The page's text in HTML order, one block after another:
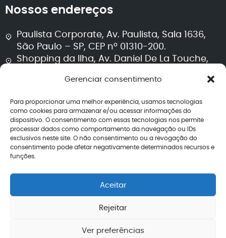
Gerenciar consentimento
Para proporcionar uma melhor experiência, usamos tecnologias
como cookies para armazenar e/ou acessar informações do
dispositivo. O consentimento com essas tecnologias nos permite
processar dados como comportamento da navegação ou IDs
exclusivos neste site. O não consentimento ou a revogação do
consentimento pode afetar negativamente determinados recursos e
funções.
Aceitar
Rejeitar
Ver preferências
Nossos endereços
Paulista Corporate, Av. Paulista, Sala 1636,
São Paulo – SP, CEP nº 01310-200.
Shopping da Ilha, Av. Daniel De La Touche,
Segurança e transparência
Política de privacidade
Termos de uso
Política editorial jurídica
Avaliações
CNPJ: 40.260.708/0001-04
2026 – Todos os direitos reservados | Lemos de